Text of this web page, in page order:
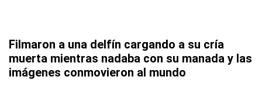
Filmaron a una delfín cargando a su cría
muerta mientras nadaba con su manada y las
imágenes conmovieron al mundo